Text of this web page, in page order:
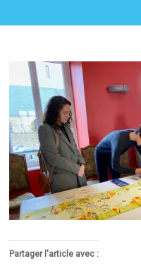
Partager l'article avec :